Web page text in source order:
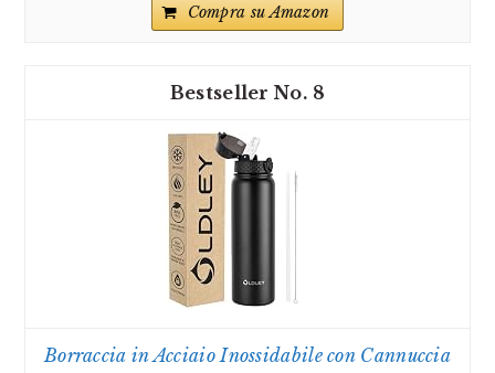
Compra su Amazon
8
Borraccia in Acciaio Inossidabile con Cannuccia